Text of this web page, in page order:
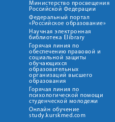
Министерство просвещения
Российской Федерации
Федеральный портал
«Российское образование»
Научная электронная
библиотека Elibrary
Горячая линия по
обеспечению правовой и
социальной защиты
обучающихся
образовательных
организаций высшего
образования
Горячая линия по
психологической помощи
студенческой молодежи
Онлайн обучение
study.kurskmed.com